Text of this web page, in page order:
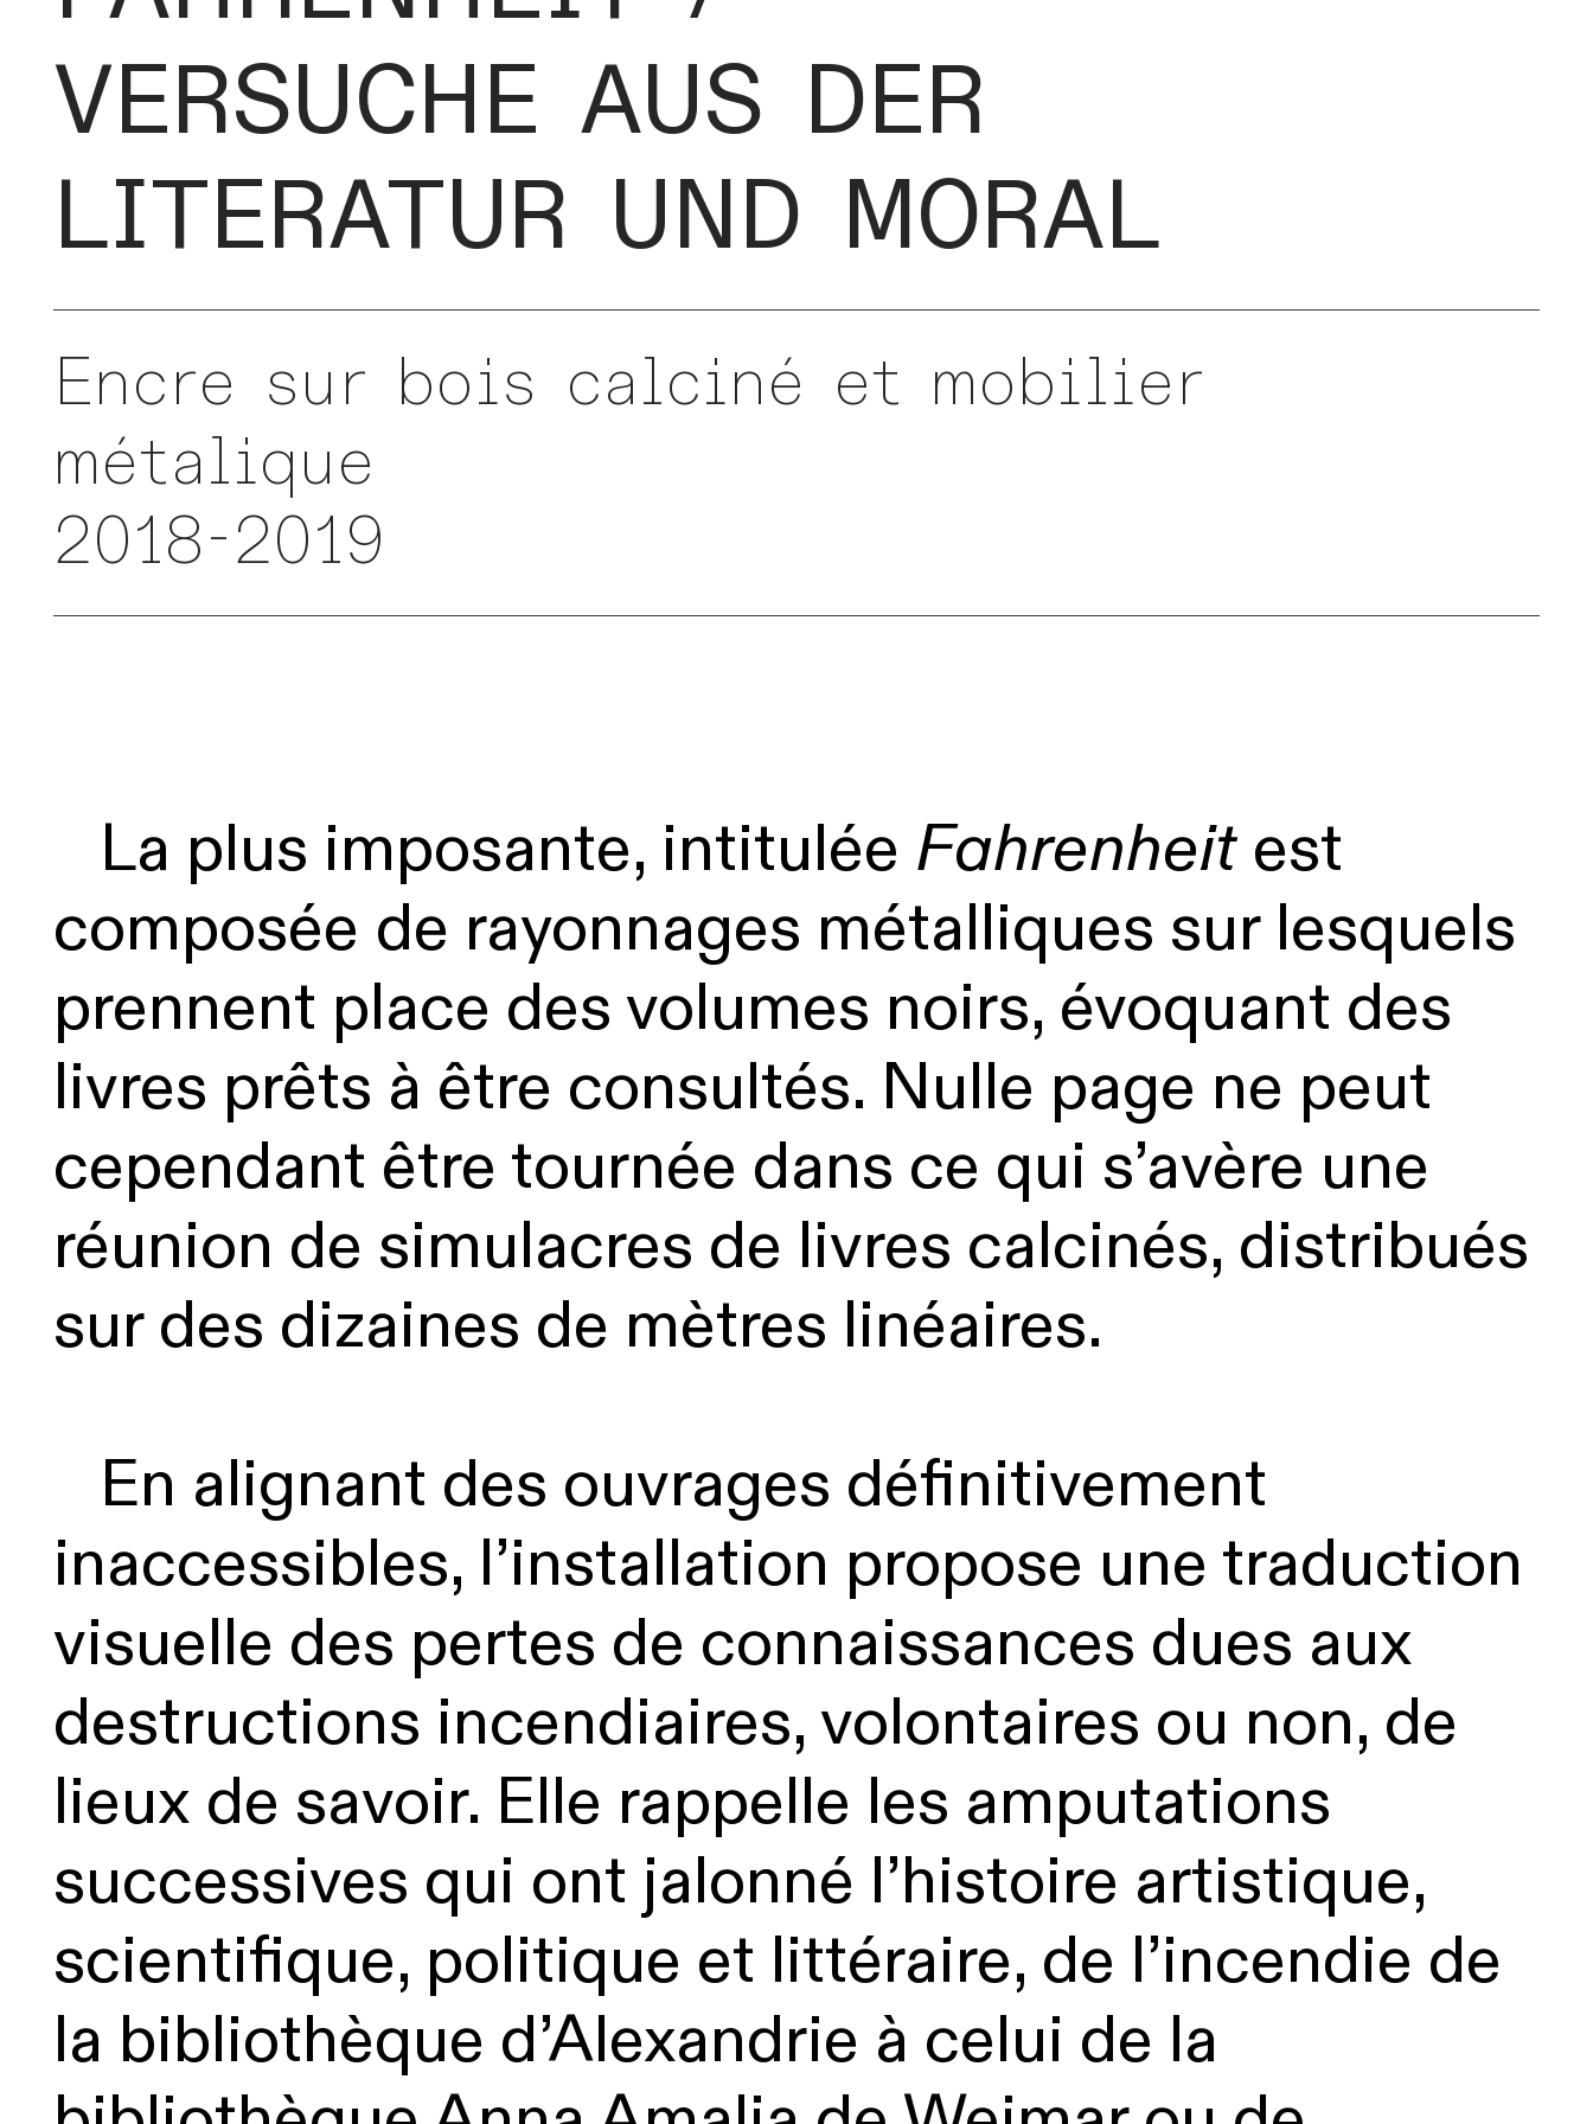
VERSUCHE AUS DER
LITERATUR UND MORAL
Encre sur bois calciné et mobilier
métalique
2018-2019
La plus imposante, intitulée Fahrenheit est
composée de rayonnages métalliques sur lesquels
prennent place des volumes noirs, évoquant des
livres prêts à être consultés. Nulle page ne peut
cependant être tournée dans ce qui s’avère une
réunion de simulacres de livres calcinés, distribués
sur des dizaines de mètres linéaires.
En alignant des ouvrages définitivement
inaccessibles, l’installation propose une traduction
visuelle des pertes de connaissances dues aux
destructions incendiaires, volontaires ou non, de
lieux de savoir. Elle rappelle les amputations
successives qui ont jalonné l’histoire artistique,
scientifique, politique et littéraire, de l’incendie de
la bibliothèque d’Alexandrie à celui de la